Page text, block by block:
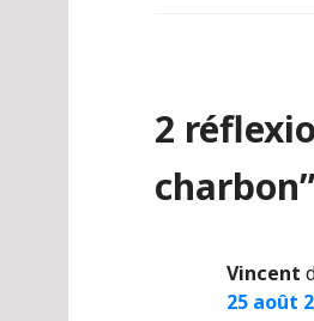
2
charbon”
Vincent
25 août